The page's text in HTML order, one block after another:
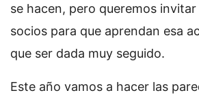
se hacen, pero queremos
socios para que aprendan esa
que ser dada muy seguido.
Este año vamos a hacer las